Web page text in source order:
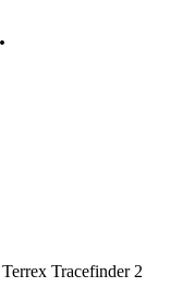
Tracefinder 2